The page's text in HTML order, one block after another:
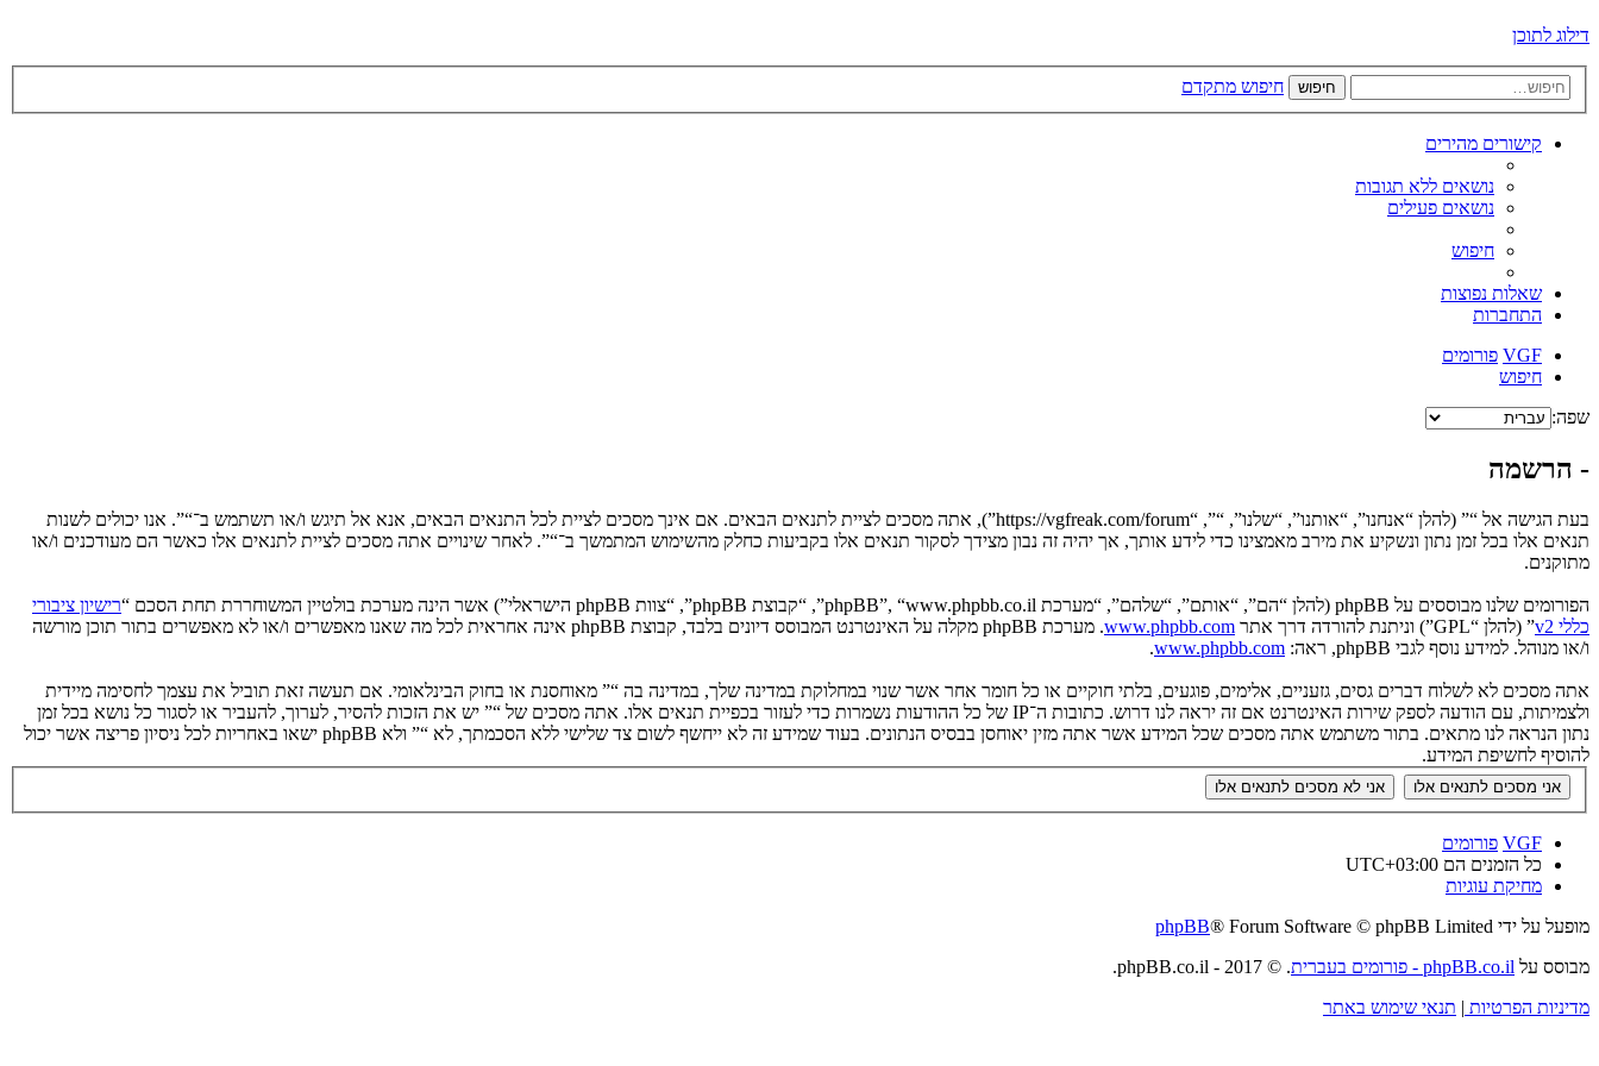
דילוג לתוכן
חיפוש חיפוש מתקדם
קישורים מהירים
נושאים ללא תגובות
נושאים פעילים
חיפוש
שאלות נפוצות
התחברות
VGF פורומים
חיפוש
שפה:
- הרשמה
בעת הגישה אל “” (להלן “אנחנו”, “אותנו”, “שלנו”, “”, “https://vgfreak.com/forum”), אתה מסכים לציית לתנאים הבאים. אם אינך מסכים לציית לכל התנאים הבאים, אנא אל תיגש ו/או תשתמש ב־“”. אנו יכולים לשנות
תנאים אלו בכל זמן נתון ונשקיע את מירב מאמצינו כדי לידע אותך, אך יהיה זה נבון מצידך לסקור תנאים אלו בקביעות כחלק מהשימוש המתמשך ב־“”. לאחר שינויים אתה מסכים לציית לתנאים אלו כאשר הם מעודכנים ו/או
מתוקנים.
הפורומים שלנו מבוססים על phpBB (להלן “הם”, “אותם”, “שלהם”, “מערכת phpBB”, “www.phpbb.co.il”, “קבוצת phpBB”, “צוות phpBB הישראלי”) אשר הינה מערכת בולטיין המשוחררת תחת הסכם “
רישיון ציבורי
כללי v2
” (להלן “GPL”) וניתנת להורדה דרך אתר www.phpbb.com
. מערכת phpBB מקלה על האינטרנט המבוסס דיונים בלבד, קבוצת phpBB אינה אחראית לכל מה שאנו מאפשרים ו/או לא מאפשרים בתור תוכן מורשה
ו/או מנוהל. למידע נוסף לגבי phpBB, ראה:
www.phpbb.com
.
אתה מסכים לא לשלוח דברים גסים, גזעניים, אלימים, פוגעים, בלתי חוקיים או כל חומר אחר אשר שנוי במחלוקת במדינה שלך, במדינה בה “” מאוחסנת או בחוק הבינלאומי. אם תעשה זאת תוביל את עצמך לחסימה מיידית
ולצמיתות, עם הודעה לספק שירות האינטרנט אם זה יראה לנו דרוש. כתובות ה־IP של כל ההודעות נשמרות כדי לעזור בכפיית תנאים אלו. אתה מסכים של “” יש את הזכות להסיר, לערוך, להעביר או לסגור כל נושא בכל זמן
נתון הנראה לנו מתאים. בתור משתמש אתה מסכים שכל המידע אשר אתה מזין יאוחסן בבסיס הנתונים. בעוד שמידע זה לא ייחשף לשום צד שלישי ללא הסכמתך, לא “” ולא phpBB ישאו באחריות לכל ניסיון פריצה אשר יכול
להוסיף לחשיפת המידע.
VGF פורומים
כל הזמנים הם UTC+03:00
מחיקת עוגיות
מופעל על ידי
phpBB® Forum Software © phpBB Limited
מבוסס על phpBB.co.il - פורומים בעברית
. © 2017 - phpBB.co.il.
מדיניות הפרטיות | תנאי שימוש באתר